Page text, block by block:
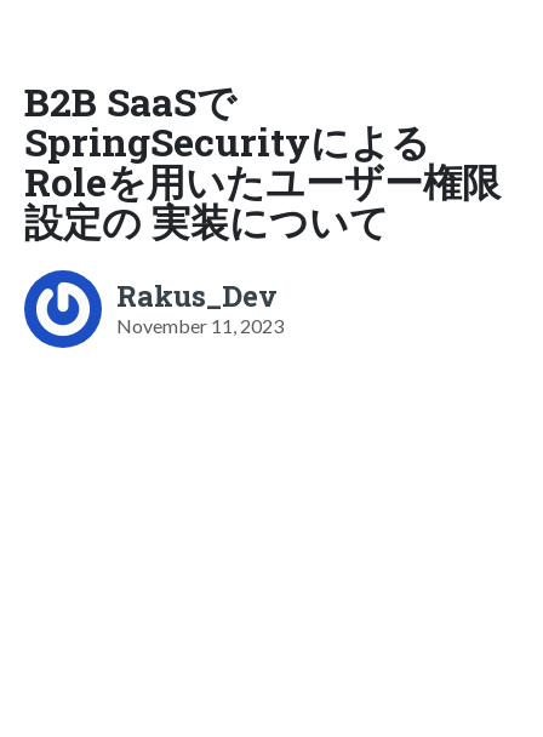
B2B SaaSで
SpringSecurityによる
Roleを用いたユーザー権限
設定の 実装について
Rakus_Dev
November 11, 2023